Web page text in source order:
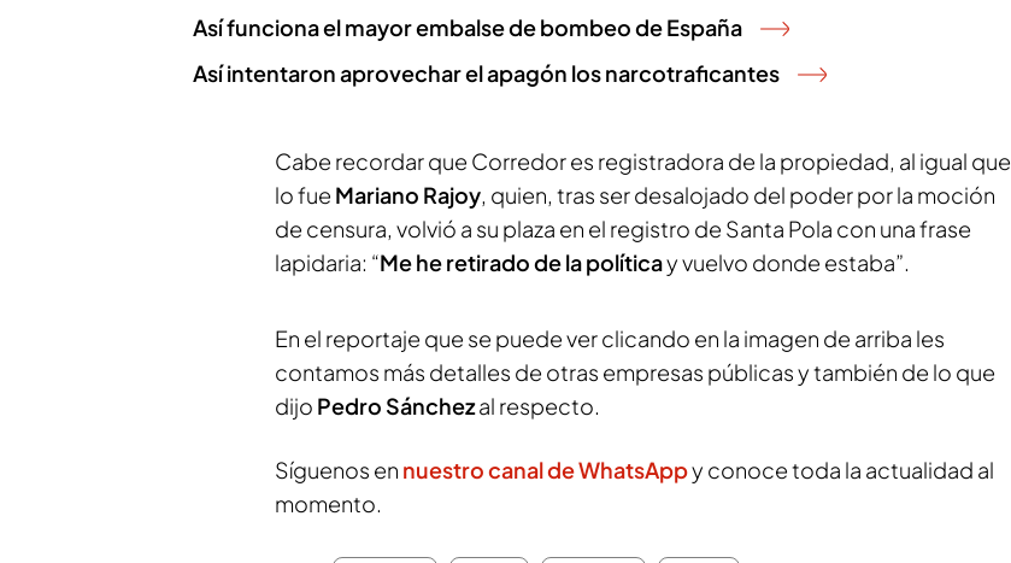
Así funciona el mayor embalse de bombeo de España
Así intentaron aprovechar el apagón los narcotraficantes
Cabe recordar que Corredor es registradora de la propiedad, al igual que
lo fue Mariano Rajoy, quien, tras ser desalojado del poder por la moción
de censura, volvió a su plaza en el registro de Santa Pola con una frase
lapidaria: “Me he retirado de la políticay vuelvo donde estaba”.
En el reportaje que se puede ver clicando en la imagen de arriba les
contamos más detalles de otras empresas públicas y también de lo que
dijo Pedro Sánchezal respecto.
Síguenos en nuestro canal de WhatsAppy conoce toda la actualidad al
momento.